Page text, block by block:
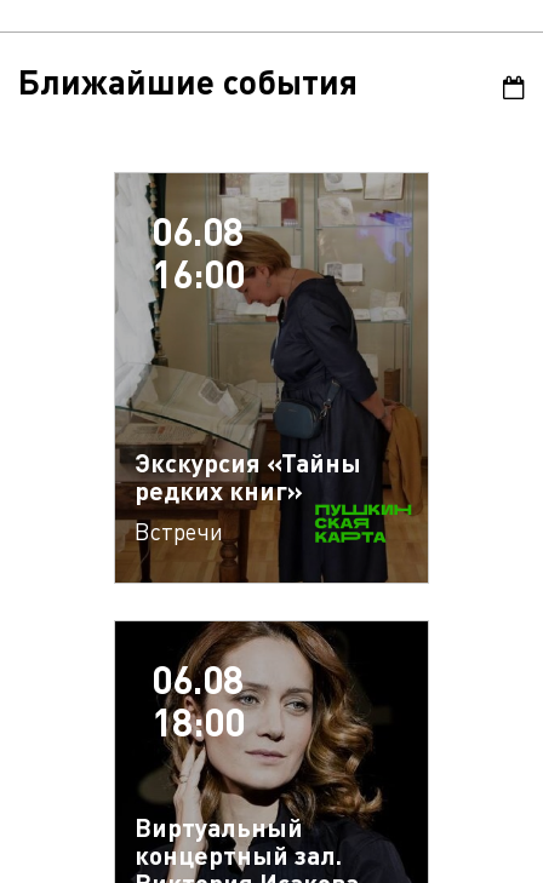
Ближайшие события
06.08
16:00
Экскурсия «Тайны
редких книг»
Встречи
06.08
18:00
Виртуальный
концертный зал.